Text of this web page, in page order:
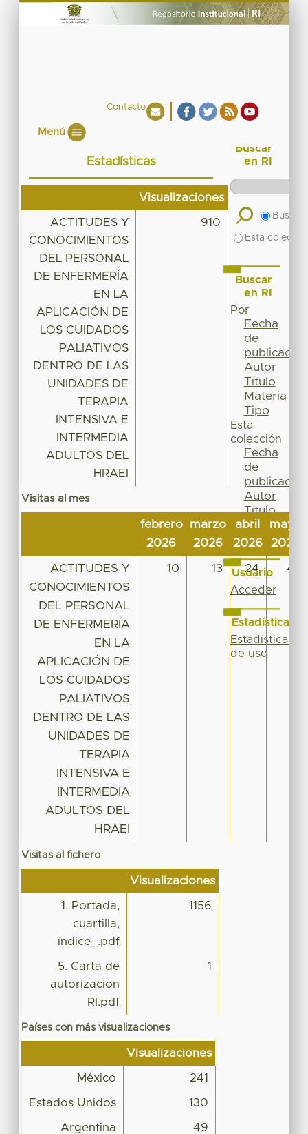
Contacto
Menú
Estadísticas
Visualizaciones
ACTITUDES Y
CONOCIMIENTOS
DEL PERSONAL
DE ENFERMERÍA
EN LA
APLICACIÓN DE
LOS CUIDADOS
PALIATIVOS
DENTRO DE LAS
UNIDADES DE
TERAPIA
INTENSIVA E
INTERMEDIA
ADULTOS DEL
HRAEI
910
Visitas al mes
febrero
2026
marzo
2026
abril
2026
mayo
2026
ACTITUDES Y
CONOCIMIENTOS
DEL PERSONAL
DE ENFERMERÍA
EN LA
APLICACIÓN DE
LOS CUIDADOS
PALIATIVOS
DENTRO DE LAS
UNIDADES DE
TERAPIA
INTENSIVA E
INTERMEDIA
ADULTOS DEL
HRAEI
10 13 24 41
Visitas al fichero
Visualizaciones
1. Portada,
cuartilla,
índice_.pdf
1156
5. Carta de
autorizacion
RI.pdf
1
Países con más visualizaciones
Visualizaciones
México 241
Estados Unidos 130
Argentina 49
Buscar
en RI
Buscar
Esta
Buscar
en RI
Por
Fecha
de
publicación
Autor
Título
Materia
Tipo
Esta
colección
Fecha
de
publicación
Autor
Título
Materia
Tipo
Usuario
Acceder
Estadísticas
Estadísticas
de uso